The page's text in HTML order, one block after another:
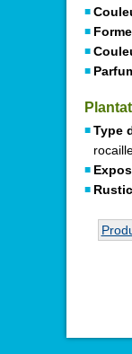
Type